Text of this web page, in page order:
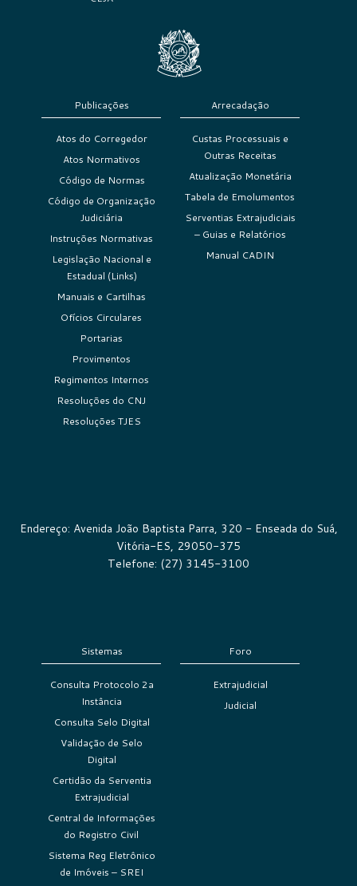
Publicações
Atos do Corregedor
Atos Normativos
Código de Normas
Código de Organização
Judiciária
Instruções Normativas
Legislação Nacional e
Estadual (Links)
Manuais e Cartilhas
Ofícios Circulares
Portarias
Provimentos
Regimentos Internos
Resoluções do CNJ
Resoluções TJES
Arrecadação
Custas Processuais e
Outras Receitas
Atualização Monetária
Tabela de Emolumentos
Serventias Extrajudiciais
– Guias e Relatórios
Manual CADIN
Endereço: Avenida João Baptista Parra, 320 - Enseada do Suá,
Vitória-ES, 29050-375
Telefone: (27) 3145-3100
Sistemas
Consulta Protocolo 2a
Instância
Consulta Selo Digital
Validação de Selo
Digital
Certidão da Serventia
Extrajudicial
Central de Informações
do Registro Civil
Sistema Reg Eletrônico
de Imóveis – SREI
Foro
Extrajudicial
Judicial